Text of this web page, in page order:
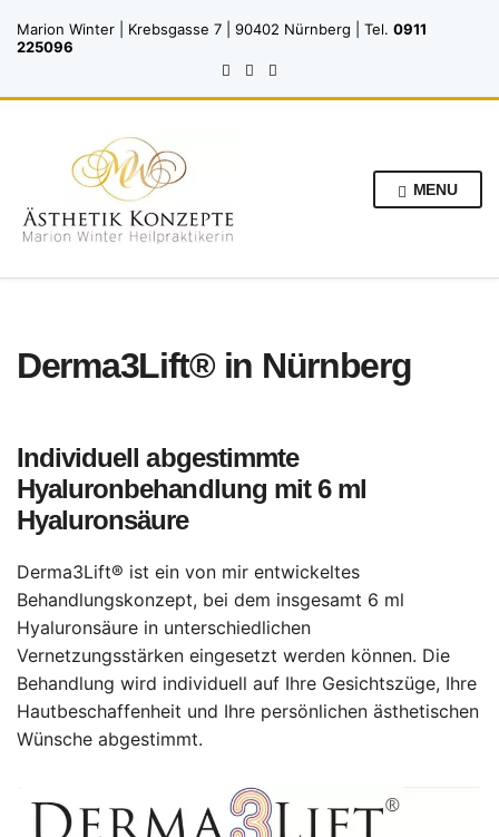
Marion Winter | Krebsgasse 7 | 90402 Nürnberg | Tel. 0911
225096
MENU
Derma3Lift® in Nürnberg
Individuell abgestimmte
Hyaluronbehandlung mit 6 ml
Hyaluronsäure
Derma3Lift® ist ein von mir entwickeltes
Behandlungskonzept, bei dem insgesamt 6 ml
Hyaluronsäure in unterschiedlichen
Vernetzungsstärken eingesetzt werden können. Die
Behandlung wird individuell auf Ihre Gesichtszüge, Ihre
Hautbeschaffenheit und Ihre persönlichen ästhetischen
Wünsche abgestimmt.